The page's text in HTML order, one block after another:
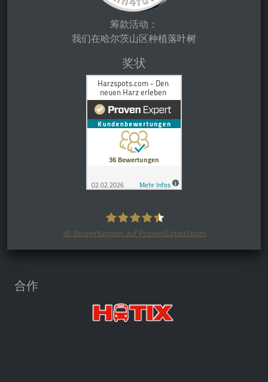
筹款活动：
我们在哈尔茨山区种植落叶树
奖状
Harzspots.com - Den neuen Harz
36 Bewertungen auf ProvenExpert.com
合作